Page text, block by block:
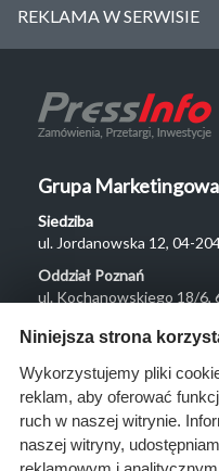
REKLAMA W SERWISIE
Grupa Marketingowa
Siedziba
ul. Jordanowska 12, 04-
Oddział Poznań
ul. Kochanowskiego 18/6,
Menu
O nas
Rozwiązania
Monitoring
Niniejsza strona
Wykorzystujemy pliki
reklam, aby oferować
ruch w naszej witrynie.
naszej witryny,